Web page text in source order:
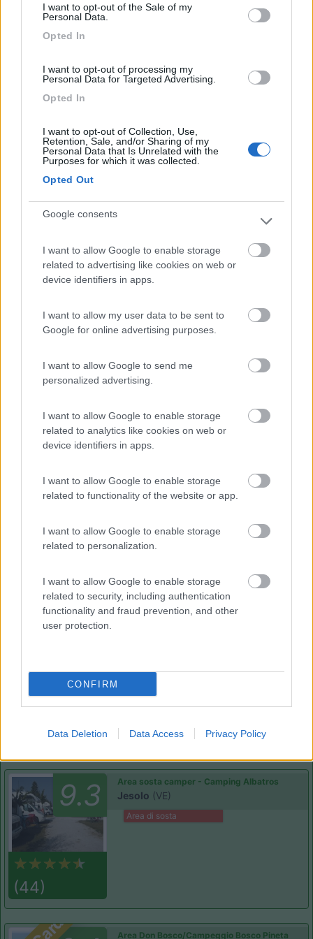
I want to opt-out of the Sale of my
Personal Data.
Opted In
I want to opt-out of processing my
Personal Data for Targeted Advertising.
Opted In
I want to opt-out of Collection, Use,
Retention, Sale, and/or Sharing of my
Personal Data that Is Unrelated with the
Purposes for which it was collected.
Opted Out
Google consents
I want to allow Google to enable storage
related to advertising like cookies on web or
device identifiers in apps.
I want to allow my user data to be sent to
Google for online advertising purposes.
I want to allow Google to send me
personalized advertising.
I want to allow Google to enable storage
related to analytics like cookies on web or
device identifiers in apps.
I want to allow Google to enable storage
related to functionality of the website or app.
I want to allow Google to enable storage
related to personalization.
I want to allow Google to enable storage
related to security, including authentication
functionality and fraud prevention, and other
user protection.
CONFIRM
Data Deletion Data Access Privacy Policy
pomeriggio, ci verrà addebitato solo metà tariffa e
non il giorno completo. Io ve lo consiglio è
Caratteristiche Posizione Prezzo Pulizia Servizi
nigama
Mmolto pulito e tranquillo, piazzole ben delimitate
e ampie.
Caratteristiche Pulizia
Segnalati nei dintorni
9.3 Pino Mare
Lignano Sabbiadoro(UD)
8.8 Laguna Village
Caorle
8.8
9.3
(44)
Area sosta camper - Camping Albatros
Jesolo (VE)
Area di sosta
Area Don Bosco/Campeggio Bosco Pineta